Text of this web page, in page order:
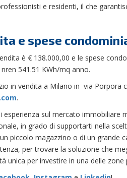
e residenti, il che
e spese
è € 138.000,00 e le spese
541.51 KWh/mq anno.
in vendita a Milano in via Porpora
.
sul mercato immobiliare
in grado di supportarti nella
piccolo magazzino o di un grande
per trovare la soluzione che
unica per investire in una delle zone